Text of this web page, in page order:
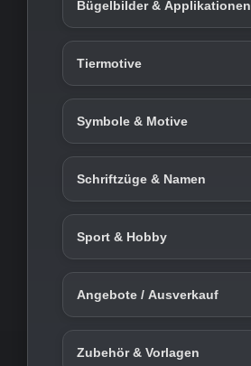
Bügelbilder & Applikationen
Tiermotive
Symbole & Motive
Schriftzüge & Namen
Sport & Hobby
Angebote / Ausverkauf
Zubehör & Vorlagen